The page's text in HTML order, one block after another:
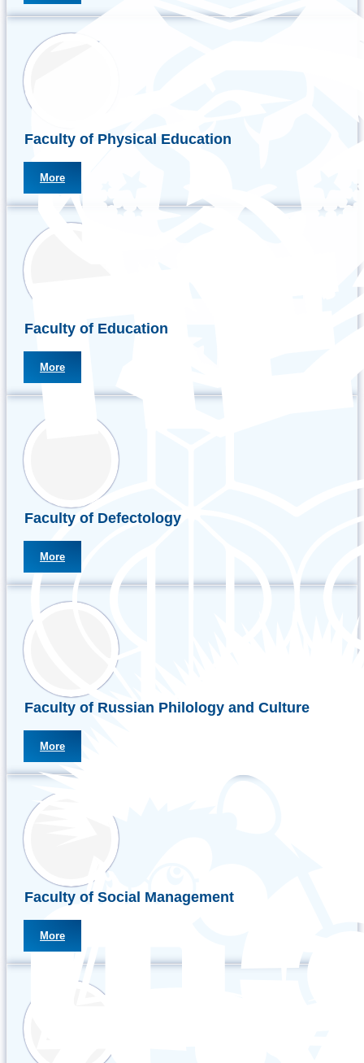
Faculty of Physical Education
More
Faculty of Education
More
Faculty of Defectology
More
Faculty of Russian Philology and Culture
More
Faculty of Social Management
More